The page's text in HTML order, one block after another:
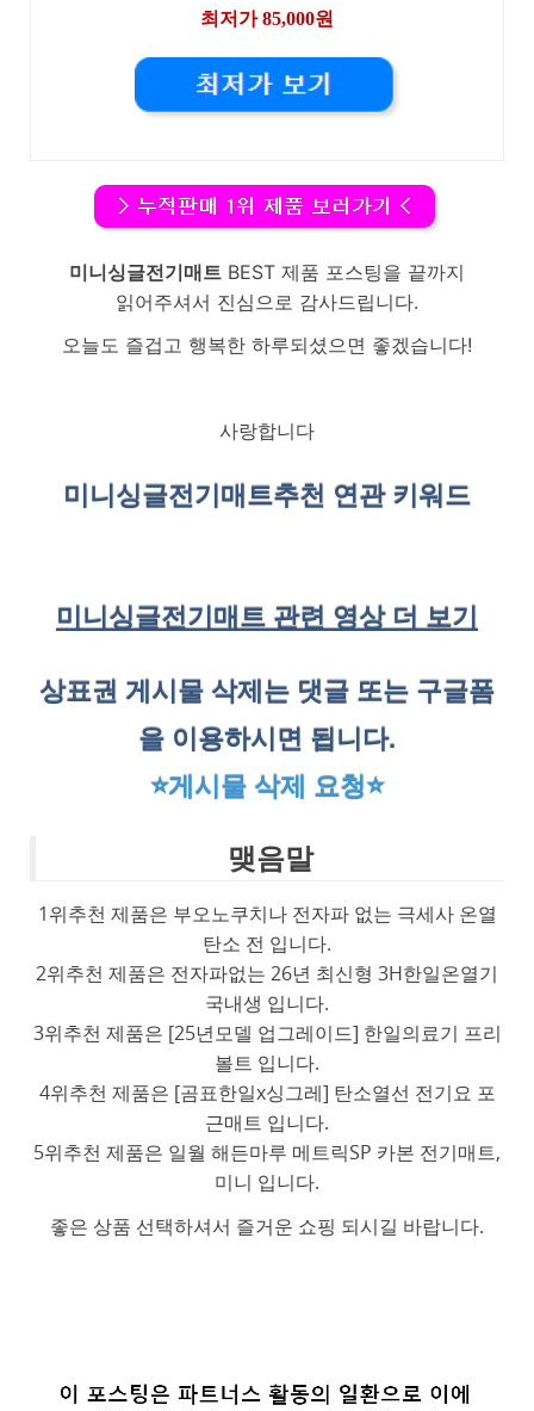
최저가 85,000원
미니싱글전기매트 BEST 제품 포스팅을 끝까지
읽어주셔서 진심으로 감사드립니다.
오늘도 즐겁고 행복한 하루되셨으면 좋겠습니다!
사랑합니다
미니싱글전기매트추천 연관 키워드
미니싱글전기매트 관련 영상 더 보기
상표권 게시물 삭제는 댓글 또는 구글폼
을 이용하시면 됩니다.
⭐게시물 삭제 요청⭐
맺음말
1위추천 제품은 부오노쿠치나 전자파 없는 극세사 온열
탄소 전 입니다.
2위추천 제품은 전자파없는 26년 최신형 3H한일온열기
국내생 입니다.
3위추천 제품은 [25년모델 업그레이드] 한일의료기 프리
볼트 입니다.
4위추천 제품은 [곰표한일x싱그레] 탄소열선 전기요 포
근매트 입니다.
5위추천 제품은 일월 해든마루 메트릭SP 카본 전기매트,
미니 입니다.
좋은 상품 선택하셔서 즐거운 쇼핑 되시길 바랍니다.